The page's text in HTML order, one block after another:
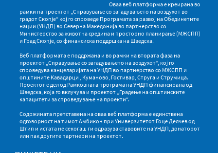
Оваа веб платформа е креирана во
рамки на проектот „Справување со загадувањето на воздухот во
градот Скопје“ кој го спроведе Програмата за развој на Обединетите
нации (УНДП) во Северна Македонија во партнерство со
Министерство за животна средина и просторно планирање (МЖСПП)
и Град Скопје, со финансиска поддршка на Шведска.
Веб платформата е поддржана и во рамки на втората фаза на
проектот „Справување со загадувањето на воздухот“, кој го
спроведува канцеларијата на УНДП во партнерство со МЖСПП и
општините Кавадарци , Куманово, Гостивар, Струга и Струмица.
Проектот е дел од Рамковната програма на УНДП финансирана од
Шведска, која го вклучува и проектот „Градење на општинските
капацитети за спроведување на проекти“.
Содржината претставена на оваа веб платформа е единствена
одговорност на тимот Амбикон при Универзитетот Гоце Делчев од
Штип и истата не секогаш ги одразува ставовите на УНДП, донаторот
или пак другите партнери на проектот.